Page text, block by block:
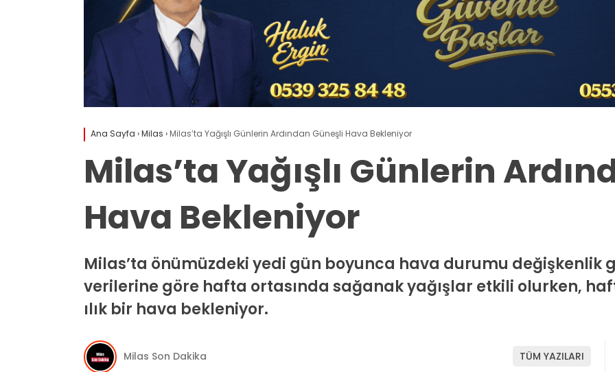
Ana Sayfa ›Milas › Milas’ta Yağışlı Günlerin Ardından Güneşli Hava Bekleniyor
Milas’ta Yağışlı Günlerin
Hava Bekleniyor
Milas’ta önümüzdeki yedi gün boyunca hava durumu değişkenlik
verilerine göre hafta ortasında sağanak yağışlar etkili olurken,
ılık bir hava bekleniyor.
Milas Son Dakika TÜM YAZILARI